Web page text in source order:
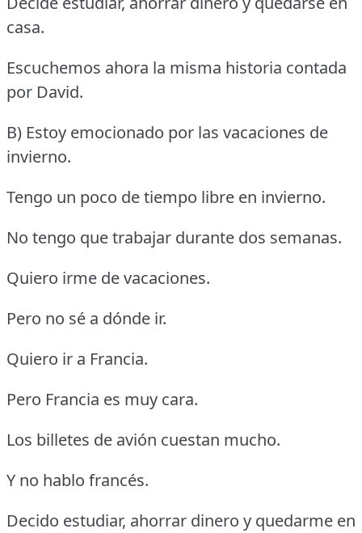
casa.
Escuchemos ahora la misma historia contada
por David.
B) Estoy emocionado por las vacaciones de
invierno.
Tengo un poco de tiempo libre en invierno.
No tengo que trabajar durante dos semanas.
Quiero irme de vacaciones.
Pero no sé a dónde ir.
Quiero ir a Francia.
Pero Francia es muy cara.
Los billetes de avión cuestan mucho.
Y no hablo francés.
Decido estudiar, ahorrar dinero y quedarme en